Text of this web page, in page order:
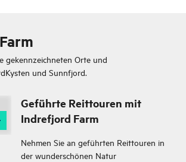
gekennzeichneten Orte und
und Sunnfjord.
Geführte Reittouren mit
Indrefjord Farm
Nehmen Sie an geführten Reittouren in
der wunderschönen Natur